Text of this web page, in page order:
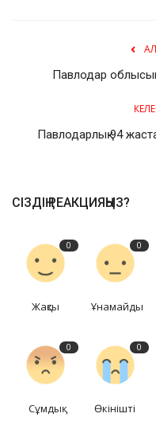
Павлодар
Павлодарлық 94
СІЗДІҢ РЕАКЦИЯҢЫЗ?
0
Жақсы
0
Ұнамайды
0
Сұмдық
0
Өкінішті